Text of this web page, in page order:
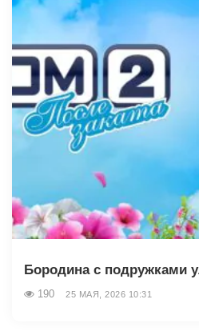
Бородина с подружками
190 25 МАЯ, 2026 10:31